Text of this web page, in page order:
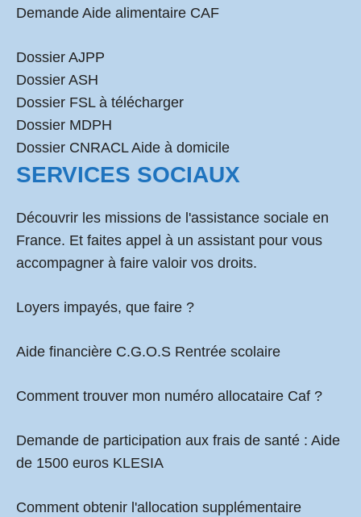
Demande Aide alimentaire CAF
Dossier AJPP
Dossier ASH
Dossier FSL à télécharger
Dossier MDPH
Dossier CNRACL Aide à domicile
SERVICES SOCIAUX
Découvrir les missions de l'assistance sociale en
France. Et faites appel à un assistant pour vous
accompagner à faire valoir vos droits.
Loyers impayés, que faire ?
Aide financière C.G.O.S Rentrée scolaire
Comment trouver mon numéro allocataire Caf ?
Demande de participation aux frais de santé : Aide
de 1500 euros KLESIA
Comment obtenir l'allocation supplémentaire